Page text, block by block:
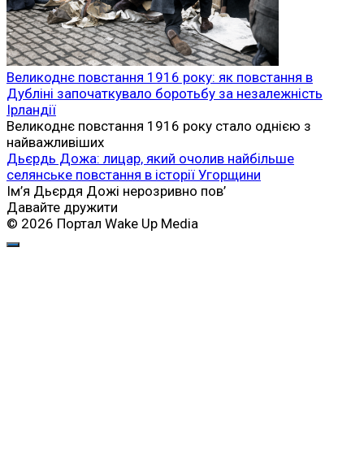
Великоднє повстання 1916 року: як повстання в
Дубліні започаткувало боротьбу за незалежність
Ірландії
Великоднє повстання 1916 року стало однією з
найважливіших
Дьєрдь Дожа: лицар, який очолив найбільше
селянське повстання в історії Угорщини
Ім’я Дьєрдя Дожі нерозривно пов’
Давайте дружити
© 2026 Портал Wake Up Media